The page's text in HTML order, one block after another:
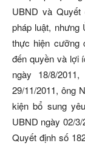
UBND và
pháp luật, nhưng
thực hiện cưỡng
đến quyền và lợi
ngày 18/8/
29/11/2011, ông
kiện bổ sung
UBND ngày 02/
Quyết định số